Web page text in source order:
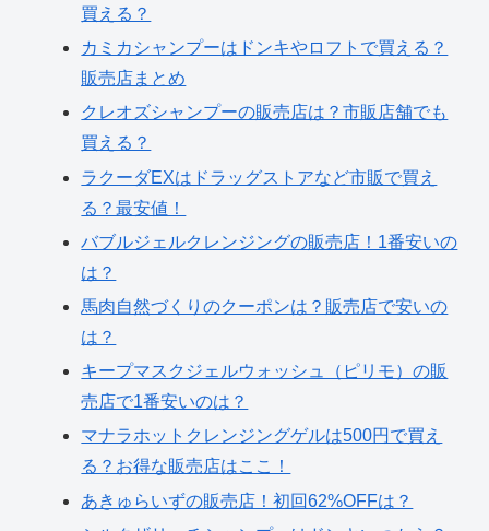
買える？
カミカシャンプーはドンキやロフトで買える？
販売店まとめ
クレオズシャンプーの販売店は？市販店舗でも
買える？
ラクーダEXはドラッグストアなど市販で買え
る？最安値！
バブルジェルクレンジングの販売店！1番安いの
は？
馬肉自然づくりのクーポンは？販売店で安いの
は？
キープマスクジェルウォッシュ（ピリモ）の販
売店で1番安いのは？
マナラホットクレンジングゲルは500円で買え
る？お得な販売店はここ！
あきゅらいずの販売店！初回62%OFFは？